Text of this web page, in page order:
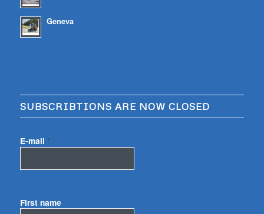
Geneva
SUBSCRIBTIONS ARE NOW CLOSED
E-mail *
First name